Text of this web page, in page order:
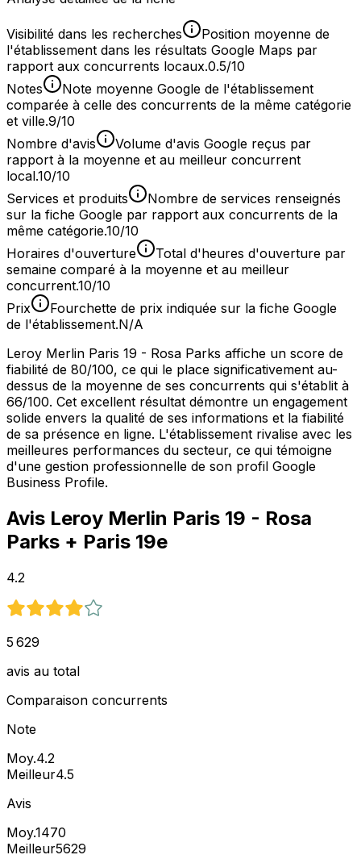
Visibilité dans les recherches
Position moyenne de
l'établissement dans les résultats Google Maps par
rapport aux concurrents locaux.0.5/10
Notes
Note moyenne Google de l'établissement
comparée à celle des concurrents de la même catégorie
et ville.9/10
Nombre d'avis
Volume d'avis Google reçus par
rapport à la moyenne et au meilleur concurrent
local.10/10
Services et produits
Nombre de services renseignés
sur la fiche Google par rapport aux concurrents de la
même catégorie.10/10
Horaires d'ouverture
Total d'heures d'ouverture par
semaine comparé à la moyenne et au meilleur
concurrent.10/10
Prix
Fourchette de prix indiquée sur la fiche Google
de l'établissement.N/A
Leroy Merlin Paris 19 - Rosa Parks affiche un score de
fiabilité de 80/100, ce qui le place significativement au-
dessus de la moyenne de ses concurrents qui s'établit à
66/100. Cet excellent résultat démontre un engagement
solide envers la qualité de ses informations et la fiabilité
de sa présence en ligne. L'établissement rivalise avec les
meilleures performances du secteur, ce qui témoigne
d'une gestion professionnelle de son profil Google
Business Profile.
Avis Leroy Merlin Paris 19 - Rosa
Parks + Paris 19e
4.2
5 629
avis au total
Comparaison concurrents
Note
Moy.4.2
Meilleur4.5
Avis
Moy.1470
Meilleur5629